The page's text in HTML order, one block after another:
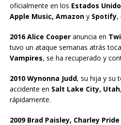
oficialmente en los Estados
Apple Music, Amazon y Spotify,
2016 Alice Cooper anuncia en
tuvo un ataque semanas atrás
Vampires, se ha recuperado y
2010 Wynonna Judd, su hija y su
accidente en Salt Lake City, Utah
rápidamente.
2009 Brad Paisley, Charley Pride